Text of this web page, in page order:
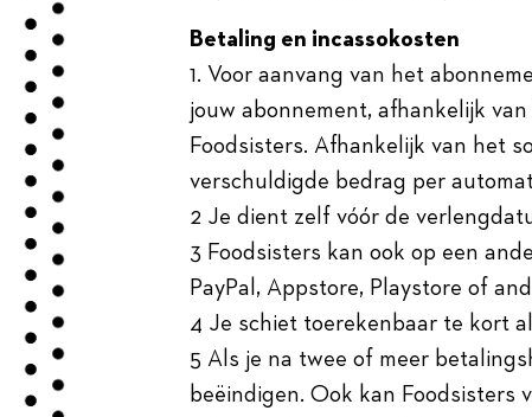
Betaling en incassokosten
1. Voor aanvang van het
jouw abonnement, afhankelijk
Foodsisters. Afhankelijk van het
verschuldigde bedrag per
2 Je dient zelf vóór de
3 Foodsisters kan ook op een
PayPal, Appstore, Playstore of
4 Je schiet toerekenbaar te kort
5 Als je na twee of meer
beëindigen. Ook kan